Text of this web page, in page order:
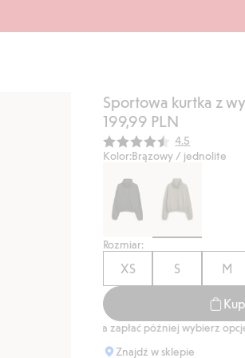
Sportowa kurtka z
199,99 PLN
Średnia
4.5
Kolor:Brązowy / jednolite
Rozmiar:
XS S M
Kup
Kup teraz, a zapłać później wybierz opcję +
Znajdź w sklepie